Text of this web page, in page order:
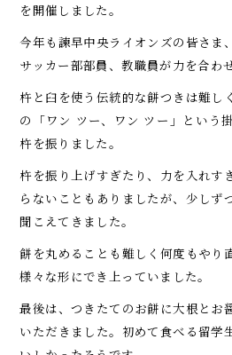
を開催しました。
今年も諫早中央ライオンズの皆さま
サッカー部部員、教職員が力を合わ
杵と臼を使う伝統的な餅つきは難し
の「ワン ツー、ワン ツー」という
杵を振りました。
杵を振り上げすぎたり、力を入れす
らないこともありましたが、少しず
聞こえてきました。
餅を丸めることも難しく何度もやり
様々な形にでき上っていました。
最後は、つきたてのお餅に大根とお
いただきました。初めて食べる留学